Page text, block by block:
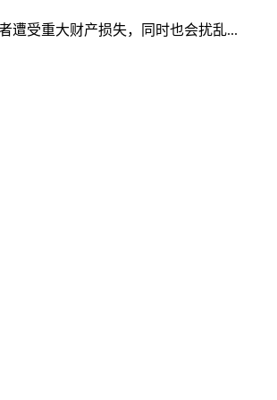
遭受重大财产损失，同时也会扰乱...